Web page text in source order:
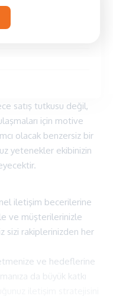
satış tutkusu değil,
için motive
olacak benzersiz bir
yetenekler ekibinizin
iletişim becerilerine
ve müşterilerinizle
sizi rakiplerinizden her
ve hedeflerine
da büyük katkı